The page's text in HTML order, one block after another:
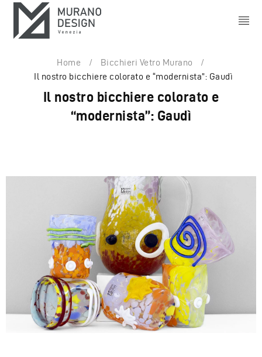
Home / Bicchieri Vetro Murano
/
Il nostro bicchiere colorato e “modernista”: Gaudì
Il nostro bicchiere colorato e
“modernista”: Gaudì